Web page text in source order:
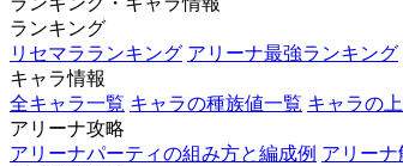
ランキング
リセマラランキング アリーナ最強ランキング
キャラ情報
全キャラ一覧 キャラの種族値一覧 キャラの
アリーナ攻略
アリーナパーティの組み方と編成例 アリーナ